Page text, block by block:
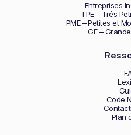
Entreprises
TPE – Trés
PME – Petites et
GE –
Code
Plan